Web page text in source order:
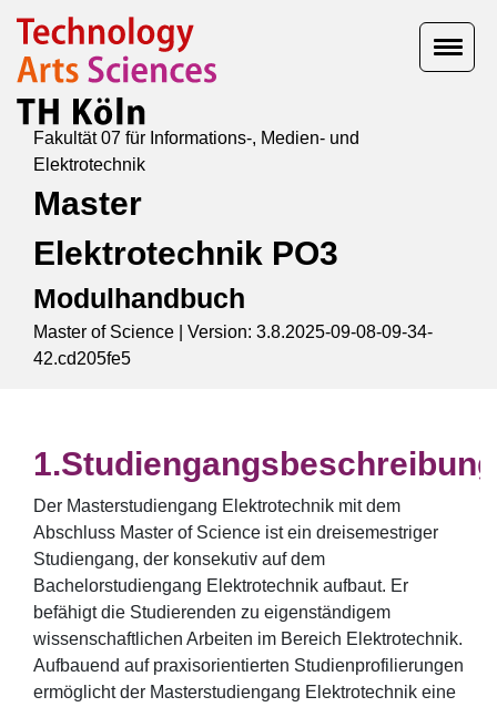
Fakultät 07 für Informations-, Medien- und
Elektrotechnik
Master
Elektrotechnik PO3
Modulhandbuch
Master of Science | Version: 3.8.2025-09-08-09-34-
42.cd205fe5
Studiengangsbeschreibung
Der Masterstudiengang Elektrotechnik mit dem
Abschluss Master of Science ist ein dreisemestriger
Studiengang, der konsekutiv auf dem
Bachelorstudiengang Elektrotechnik aufbaut. Er
befähigt die Studierenden zu eigenständigem
wissenschaftlichen Arbeiten im Bereich Elektrotechnik.
Aufbauend auf praxisorientierten Studienprofilierungen
ermöglicht der Masterstudiengang Elektrotechnik eine